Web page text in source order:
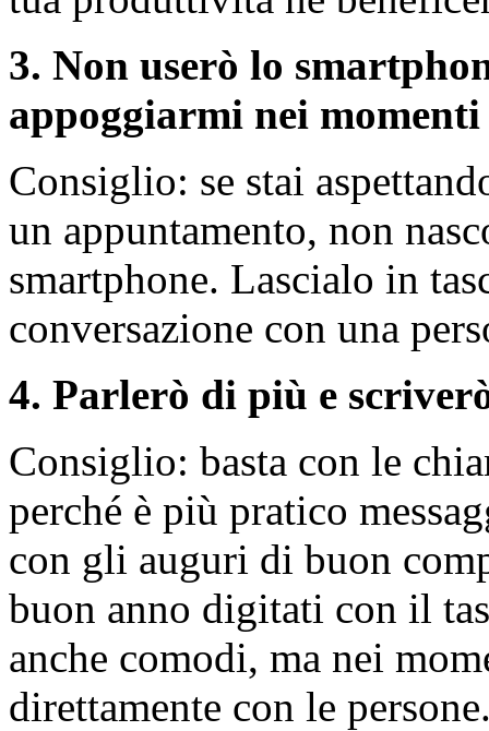
3. Non userò lo
appoggiarmi nei
Consiglio: se stai
un appuntamento, non
smartphone. Lascialo in
conversazione con una
4. Parlerò di più e
Consiglio: basta con le
perché è più pratico
con gli auguri di buon
buon anno digitati con il
anche comodi, ma nei
direttamente con le